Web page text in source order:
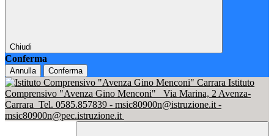
Chiudi
Conferma
Annulla Conferma
Istituto
Comprensivo "Avenza Gino Menconi"
Via Marina, 2 Avenza-
Carrara Tel. 0585.857839 - msic80900n@istruzione.it -
msic80900n@pec.istruzione.it